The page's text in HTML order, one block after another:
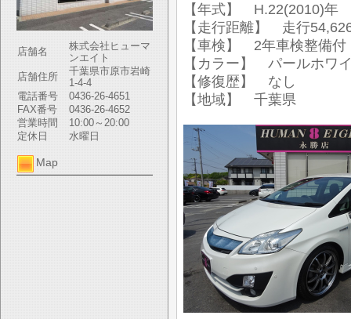
店舗名
株式会社ヒューマ
ンエイト
店舗住所
千葉県市原市岩崎
1-4-4
電話番号
0436-26-4651
FAX番号
0436-26-4652
営業時間
10:00～20:00
定休日
水曜日
Map
【年式】 H.22(2010)年
【走行距離】 走行
【車検】 2年車検整備付
【カラー】 パールホワ
【修復歴】 なし
【地域】 千葉県